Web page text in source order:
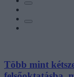
Több mint